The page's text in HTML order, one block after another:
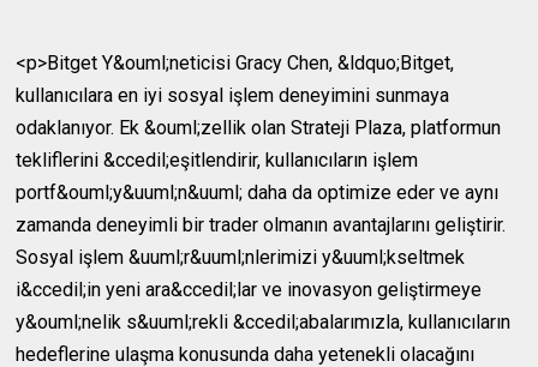
<p>Bitget Y&ouml;neticisi Gracy Chen, &ldquo;Bitget,
kullanıcılara en iyi sosyal işlem deneyimini sunmaya
odaklanıyor. Ek &ouml;zellik olan Strateji Plaza, platformun
tekliflerini &ccedil;eşitlendirir, kullanıcıların işlem
portf&ouml;y&uuml;n&uuml; daha da optimize eder ve aynı
zamanda deneyimli bir trader olmanın avantajlarını geliştirir.
Sosyal işlem &uuml;r&uuml;nlerimizi y&uuml;kseltmek
i&ccedil;in yeni ara&ccedil;lar ve inovasyon geliştirmeye
y&ouml;nelik s&uuml;rekli &ccedil;abalarımızla, kullanıcıların
hedeflerine ulaşma konusunda daha yetenekli olacağını